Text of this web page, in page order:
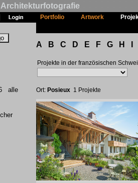
alle
Portfolio Artwork
A B C D E F G H
Projekte in der französischen
Ort: Posieux 1 Projekte